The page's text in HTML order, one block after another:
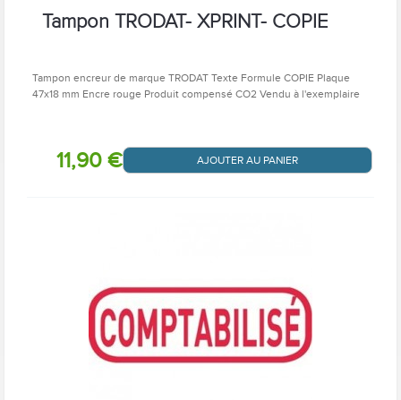
Tampon TRODAT- XPRINT- COPIE
Tampon encreur de marque TRODAT Texte Formule COPIE Plaque
47x18 mm Encre rouge Produit compensé CO2 Vendu à l'exemplaire
11,90 € AJOUTER AU PANIER